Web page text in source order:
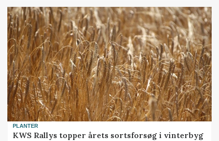
PLANTER
KWS Rallys topper årets sortsforsøg i vinterbyg